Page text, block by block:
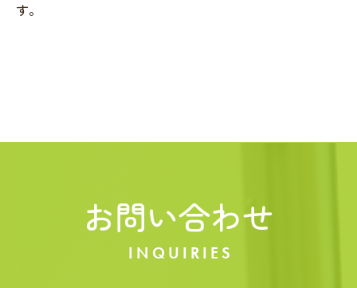
す。
お問い合わせ
INQUIRIES